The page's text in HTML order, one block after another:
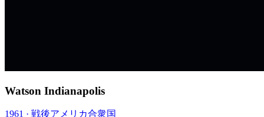
Watson Indianapolis
1961 · 戦後アメリカ合衆国